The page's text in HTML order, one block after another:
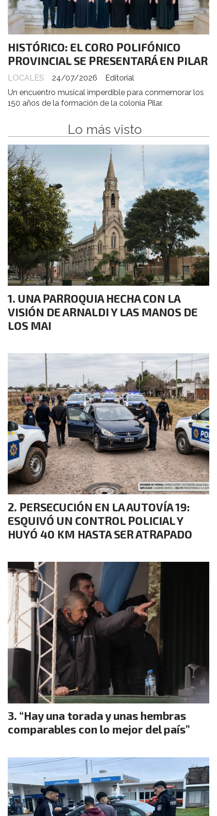
HISTÓRICO: EL CORO POLIFÓNICO
PROVINCIAL SE PRESENTARÁ EN PILAR
Editorial
LOCALES
24/07/2026
Un encuentro musical imperdible para conmemorar los
150 años de la formación de la colonia Pilar.
Lo más visto
UNA PARROQUIA HECHA CON LA
VISIÓN DE ARNALDI Y LAS MANOS DE
LOS MAI
PERSECUCIÓN EN LA AUTOVÍA 19:
ESQUIVÓ UN CONTROL POLICIAL Y
HUYÓ 40 KM HASTA SER ATRAPADO
“Hay una torada y unas hembras
comparables con lo mejor del país”